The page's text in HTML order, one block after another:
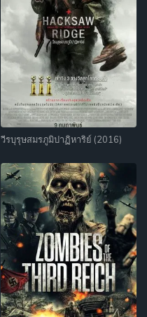
วีรบุรุษสมรภูมิปาฏิหาริย์ (2016)